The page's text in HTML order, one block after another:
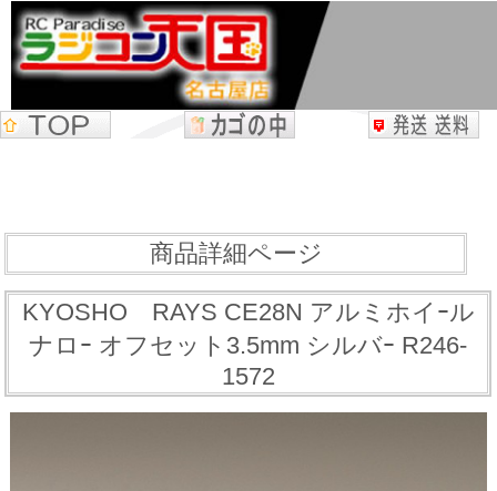
商品詳細ページ
KYOSHO RAYS CE28N アルミホイｰル
ナロｰ オフセット3.5mm シルバｰ R246-
1572